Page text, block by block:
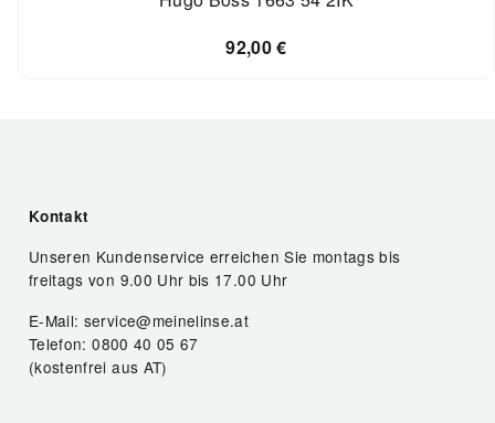
92,00€
Kontakt
Unseren Kundenservice erreichen Sie montags bis
freitags von 9.00 Uhr bis 17.00 Uhr
E-Mail: service@meinelinse.at
Telefon: 0800 40 05 67
(kostenfrei aus AT)